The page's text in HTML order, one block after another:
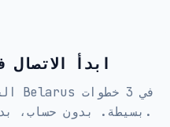
ابدأ
بسيطة. بدون حساب، بدون تطبيق، بدون تعقيدات.